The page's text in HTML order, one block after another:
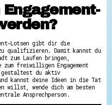
Lotsen gibt dir die
qualifizieren. Damit kannst du
zum Laufen bringen,
zum freiwilligen Engagement
gestaltest du aktiv
kannst deine Ideen in die Tat
willst, wende dich am besten
Ansprechperson.